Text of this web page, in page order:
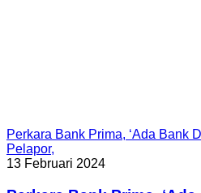
Perkara Bank Prima, ‘Ada Bank
Pelapor,
13 Februari 2024